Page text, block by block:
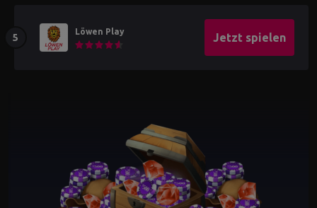
Löwen Play Jetzt spielen